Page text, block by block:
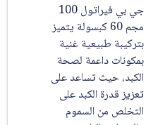
جي بي فيراتول 100
مجم 60 كبسولة يتميز
بتركيبة طبيعية غنية
بمكونات داعمة لصحة
الكبد، حيث تساعد على
تعزيز قدرة الكبد على
التخلص من السموم